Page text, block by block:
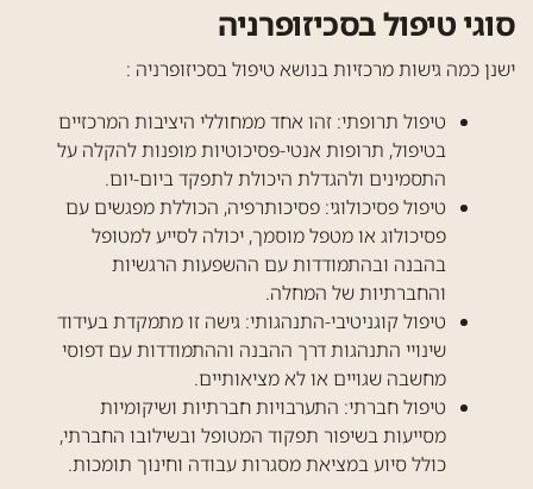
סוגי טיפול בסכיזופרניה
ישנן כמה גישות מרכזיות בנושא טיפול בסכיזופרניה :
טיפול תרופתי: זהו אחד ממחוללי היציבות המרכזיים
בטיפול, תרופות אנטי-פסיכוטיות מופנות להקלה על
התסמינים ולהגדלת היכולת לתפקד ביום-יום.
טיפול פסיכולוגי: פסיכותרפיה, הכוללת מפגשים עם
פסיכולוג או מטפל מוסמך, יכולה לסייע למטופל
בהבנה ובהתמודדות עם ההשפעות הרגשיות
והחברתיות של המחלה.
טיפול קוגניטיבי-התנהגותי: גישה זו מתמקדת בעידוד
שינויי התנהגות דרך ההבנה וההתמודדות עם דפוסי
מחשבה שגויים או לא מציאותיים.
טיפול חברתי: התערבויות חברתיות ושיקומיות
מסייעות בשיפור תפקוד המטופל ובשילובו החברתי,
כולל סיוע במציאת מסגרות עבודה וחינוך תומכות.